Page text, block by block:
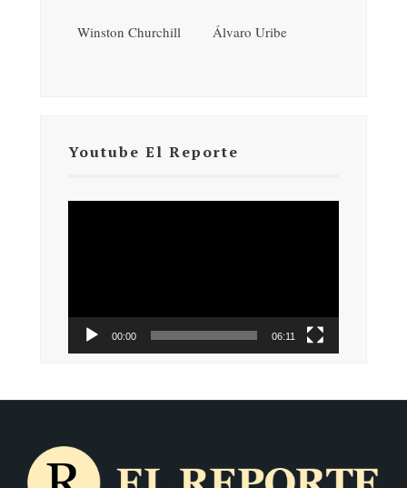
Winston Churchill Álvaro Uribe
Youtube El Reporte
00:00 06:11